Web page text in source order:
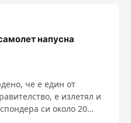
напусна
че е един от
е излетял и
си около 20